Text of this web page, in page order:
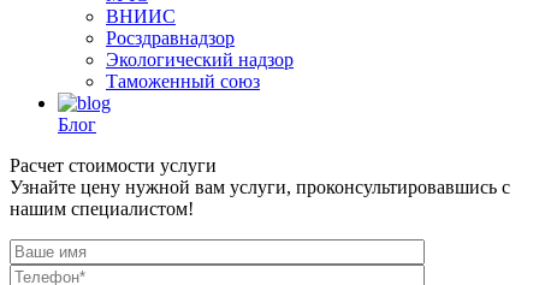
ВНИИС
Росздравнадзор
Экологический надзор
Таможенный союз
Блог
Расчет стоимости услуги
Узнайте цену нужной вам услуги, проконсультировавшись с
нашим специалистом!